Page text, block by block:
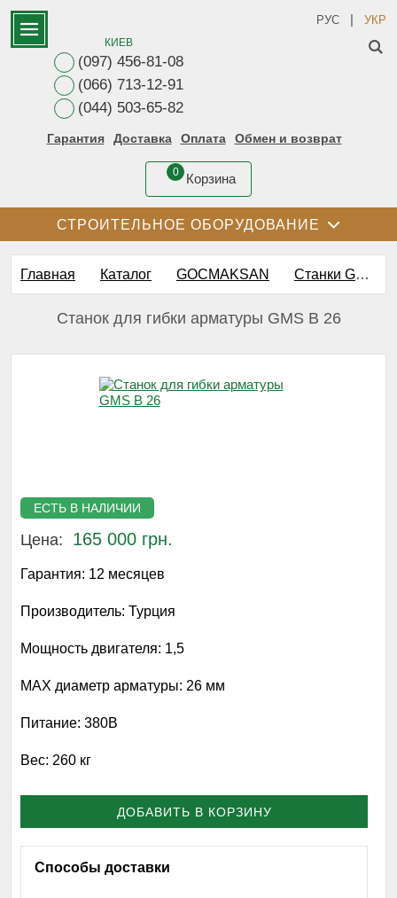
КИЕВ
(097) 456-81-08
(066) 713-12-91
(044) 503-65-82
Гарантия Доставка Оплата Обмен и возврат
0 Корзина
РУС | УКР
СТРОИТЕЛЬНОЕ ОБОРУДОВАНИЕ
Главная Каталог GOCMAKSAN Станки GOCMAKSAN для гибки арматуры
Станок для гибки арматуры GMS В 26
ЕСТЬ В НАЛИЧИИ
Цена: 165 000 грн.
Гарантия: 12 месяцев
Производитель: Турция
Мощность двигателя: 1,5
MAX диаметр арматуры: 26 мм
Питание: 380B
Вес: 260 кг
ДОБАВИТЬ В КОРЗИНУ
Способы доставки